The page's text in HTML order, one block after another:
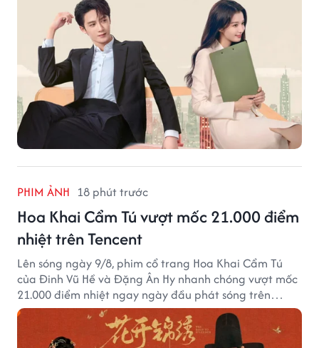
PHIM ẢNH 18 phút trước
Hoa Khai Cẩm Tú vượt mốc 21.000 điểm
nhiệt trên Tencent
Lên sóng ngày 9/8, phim cổ trang Hoa Khai Cẩm Tú
của Đinh Vũ Hề và Đặng Ân Hy nhanh chóng vượt mốc
21.000 điểm nhiệt ngay ngày đầu phát sóng trên
Tencent Video.